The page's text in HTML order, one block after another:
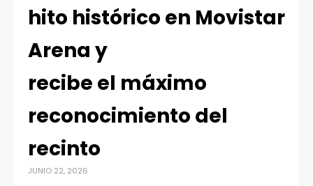
hito histórico en Movistar
Arena y
recibe el máximo
reconocimiento del
recinto
JUNIO 22, 2026